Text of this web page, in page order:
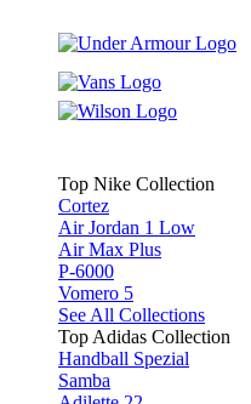
Top Nike Collection
Cortez
Air Jordan 1 Low
Air Max Plus
P-6000
Vomero 5
See All Collections
Top Adidas Collection
Handball Spezial
Samba